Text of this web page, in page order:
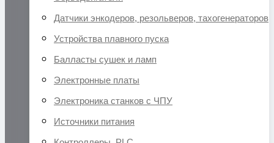
Датчики энкодеров, резольверов, тахогенераторов
Устройства плавного пуска
Балласты сушек и ламп
Электронные платы
Электроника станков с ЧПУ
Источники питания